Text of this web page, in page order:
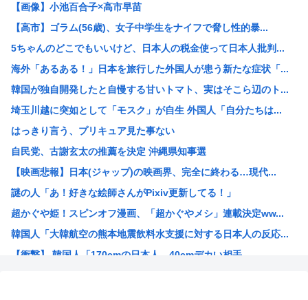
3大もらって困るもの「釣った魚」「プリザーブドフラワー」
【画像】 松屋、食器の仕分けまでセルフに
GACKTや小沢仁志の「セリフが聞き取れない」 日本語作...
【参政党】神谷代表、食料品の消費減税「天下の愚策だ」と批...
【速報】NHK職員が番組出演者から性被害
ホリエモン「面接でさ、納豆パックの薄いフィルムって何のた...
【衝撃】れいわ新選組、「いのちの党」に党名変更 天畠大輔...
【画像】能年玲奈さん、穴あきスカート姿が強すぎてネット騒...
坊さんを今すぐ皆殺しにするべき理由が詰まった画像がこちら
福島県に住む普通の人「助けて、家を赤くしただけで村の人間...
台風15号「チャンホン」東日本の盆休み潰す
【速報】北海道江別大学生殺人事件、主犯格の川口被告(19...
【画像】小池百合子×高市早苗
【高市】ゴラム(56歳)、女子中学生をナイフで脅し性的暴...
5ちゃんのどこでもいいけど、日本人の税金使って日本人批判...
海外「あるある！」日本を旅行した外国人が患う新たな症状「...
韓国が独自開発したと自慢する甘いトマト、実はそこら辺のト...
埼玉川越に突如として「モスク」が自生 外国人「自分たちは...
はっきり言う、プリキュア見た事ない
自民党、古謝玄太の推薦を決定 沖縄県知事選
【映画悲報】日本(ジャップ)の映画界、完全に終わる…現代...
謎の人「あ！好きな絵師さんがPixiv更新してる！」
超かぐや姫！スピンオフ漫画、「超かぐやメシ」連載決定ww...
韓国人「大韓航空の熊本地震飲料水支援に対する日本人の反応...
【衝撃】 韓国人「170cmの日本人、40cmデカい相手...